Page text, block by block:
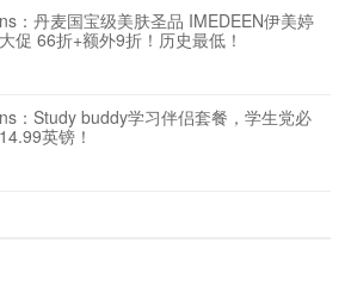
：丹麦国宝级美肤圣品 IMEDEEN伊美婷
促 66折+额外9折！历史最低！
：Study buddy学习伴侣套餐，学生党必
英镑！